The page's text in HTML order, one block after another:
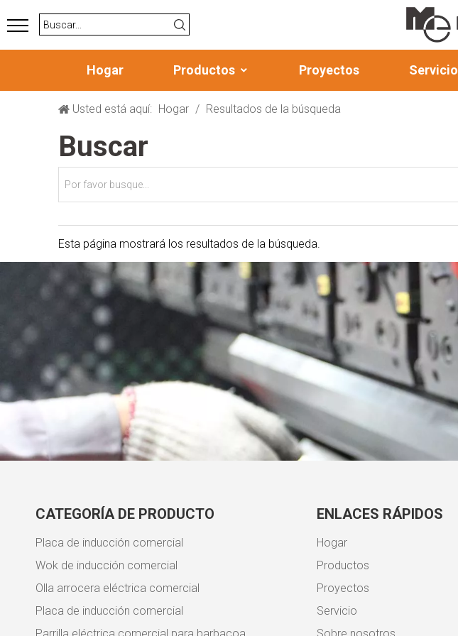
Hogar Productos Proyectos Servicio
Usted está aquí: Hogar / Resultados de la búsqueda
Buscar
Esta página mostrará los resultados de la búsqueda.
CATEGORÍA DE PRODUCTO
Placa de inducción comercial
Wok de inducción comercial
Olla arrocera eléctrica comercial
Placa de inducción comercial
ENLACES RÁPIDOS
Hogar
Productos
Proyectos
Servicio